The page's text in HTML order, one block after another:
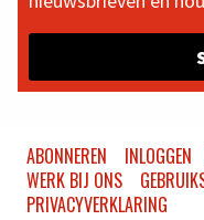
ABONNEREN INLOGGEN
WERK BIJ ONS
PRIVACYVERKLARING